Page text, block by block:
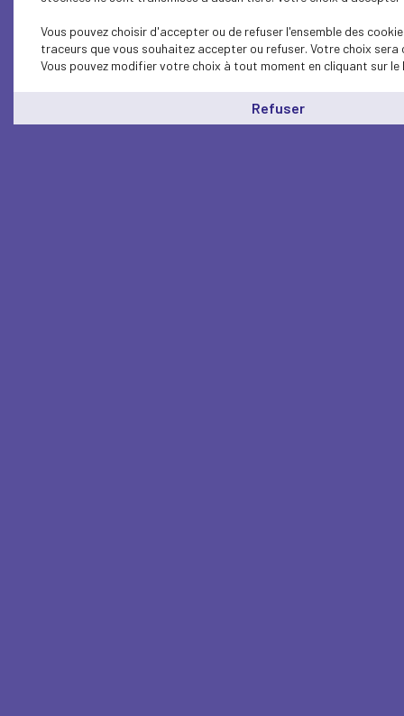
Vous pouvez choisir d'accepter ou de refuser l'ensemble des
traceurs que vous souhaitez accepter ou refuser. Votre choix
Vous pouvez modifier votre choix à tout moment en cliquant sur le
Refuser